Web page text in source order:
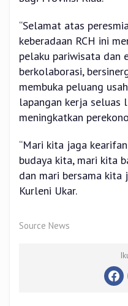
“Selamat atas
keberadaan RCH ini
pelaku pariwisata dan
berkolaborasi,
membuka peluang
lapangan kerja seluas
meningkatkan
“Mari kita jaga
budaya kita, mari kita
dan mari bersama kita
Kurleni Ukar.
Source News